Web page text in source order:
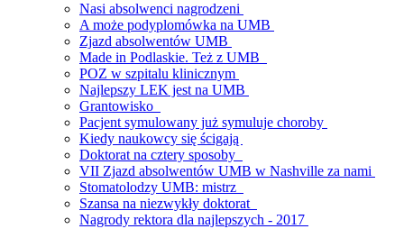
Nasi absolwenci nagrodzeni
A może podyplomówka na UMB
Zjazd absolwentów UMB
Made in Podlaskie. Też z UMB
POZ w szpitalu klinicznym
Najlepszy LEK jest na UMB
Grantowisko
Pacjent symulowany już symuluje choroby
Kiedy naukowcy się ścigają
Doktorat na cztery sposoby
VII Zjazd absolwentów UMB w Nashville za nami
Stomatolodzy UMB: mistrz
Szansa na niezwykły doktorat
Nagrody rektora dla najlepszych - 2017